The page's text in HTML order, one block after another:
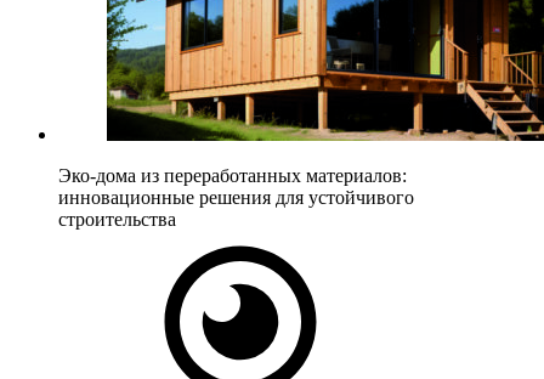
Эко-дома из переработанных материалов:
инновационные решения для устойчивого
строительства